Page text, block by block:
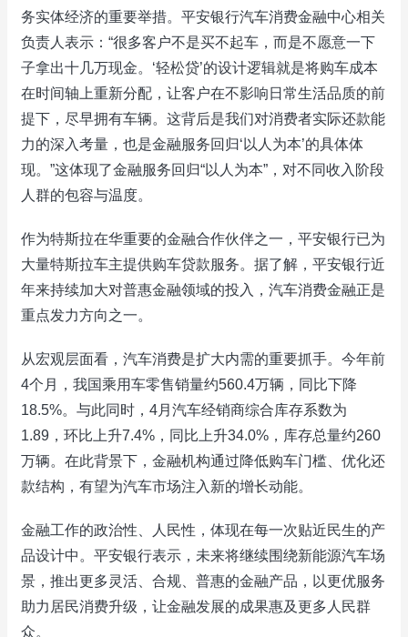
务实体经济的重要举措。平安银行汽车消费金融中心相关
负责人表示：“很多客户不是买不起车，而是不愿意一下
子拿出十几万现金。‘轻松贷’的设计逻辑就是将购车成本
在时间轴上重新分配，让客户在不影响日常生活品质的前
提下，尽早拥有车辆。这背后是我们对消费者实际还款能
力的深入考量，也是金融服务回归‘以人为本’的具体体
现。”这体现了金融服务回归“以人为本”，对不同收入阶段
人群的包容与温度。
作为特斯拉在华重要的金融合作伙伴之一，平安银行已为
大量特斯拉车主提供购车贷款服务。据了解，平安银行近
年来持续加大对普惠金融领域的投入，汽车消费金融正是
重点发力方向之一。
从宏观层面看，汽车消费是扩大内需的重要抓手。今年前
4个月，我国乘用车零售销量约560.4万辆，同比下降
18.5%。与此同时，4月汽车经销商综合库存系数为
1.89，环比上升7.4%，同比上升34.0%，库存总量约260
万辆。在此背景下，金融机构通过降低购车门槛、优化还
款结构，有望为汽车市场注入新的增长动能。
金融工作的政治性、人民性，体现在每一次贴近民生的产
品设计中。平安银行表示，未来将继续围绕新能源汽车场
景，推出更多灵活、合规、普惠的金融产品，以更优服务
助力居民消费升级，让金融发展的成果惠及更多人民群
众。